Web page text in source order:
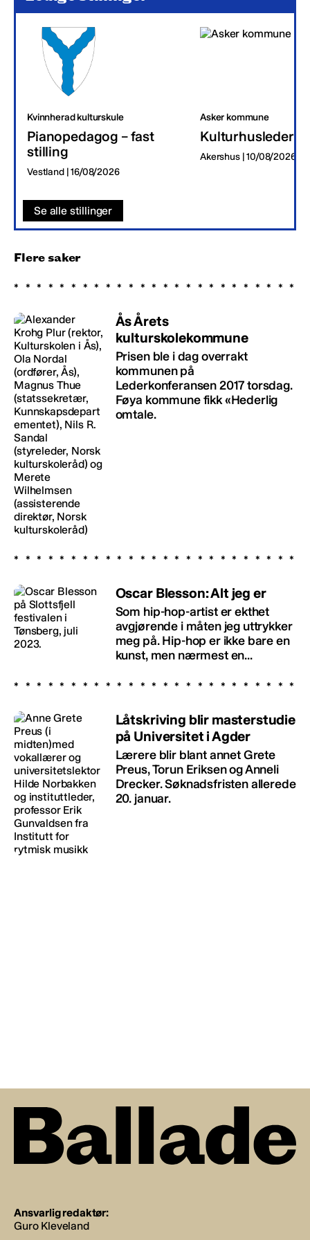
Kvinnherad kulturskule
Pianopedagog – fast
stilling
Vestland | 16/08/2026
Asker kommune
Kulturhusleder
Akershus | 10/08/2026
Se alle stillinger
Flere saker
Ås Årets
kulturskolekommune
Prisen ble i dag overrakt
kommunen på
Lederkonferansen 2017 torsdag.
Føya kommune fikk «Hederlig
omtale.
Oscar Blesson: Alt jeg er
Som hip-hop-artist er ekthet
avgjørende i måten jeg uttrykker
meg på. Hip-hop er ikke bare en
kunst, men nærmest en...
Låtskriving blir masterstudie
på Universitet i Agder
Lærere blir blant annet Grete
Preus, Torun Eriksen og Anneli
Drecker. Søknadsfristen allerede
20. januar.
Ansvarlig redaktør:
Guro Kleveland